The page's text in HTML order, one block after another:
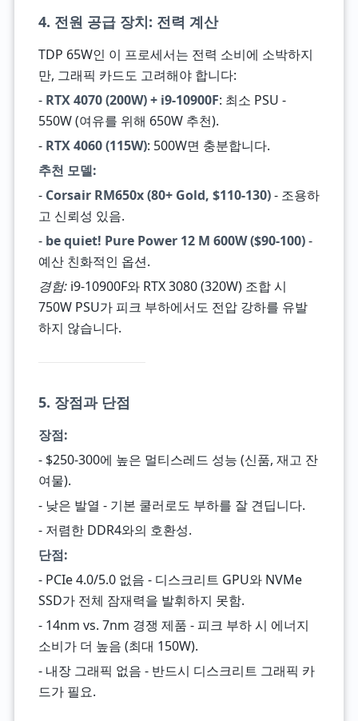
4. 전원 공급 장치: 전력 계산
TDP 65W인 이 프로세서는 전력 소비에 소박하지
만, 그래픽 카드도 고려해야 합니다:
- RTX 4070 (200W) + i9-10900F: 최소 PSU -
550W (여유를 위해 650W 추천).
- RTX 4060 (115W): 500W면 충분합니다.
추천 모델:
- Corsair RM650x (80+ Gold, $110-130)- 조용하
고 신뢰성 있음.
- be quiet! Pure Power 12 M 600W ($90-100)-
예산 친화적인 옵션.
경험:i9-10900F와 RTX 3080 (320W) 조합 시
750W PSU가 피크 부하에서도 전압 강하를 유발
하지 않습니다.
5. 장점과 단점
장점:
- $250-300에 높은 멀티스레드 성능 (신품, 재고 잔
여물).
- 낮은 발열 - 기본 쿨러로도 부하를 잘 견딥니다.
- 저렴한 DDR4와의 호환성.
단점:
- PCIe 4.0/5.0 없음 - 디스크리트 GPU와 NVMe
SSD가 전체 잠재력을 발휘하지 못함.
- 14nm vs. 7nm 경쟁 제품 - 피크 부하 시 에너지
소비가 더 높음 (최대 150W).
- 내장 그래픽 없음 - 반드시 디스크리트 그래픽 카
드가 필요.